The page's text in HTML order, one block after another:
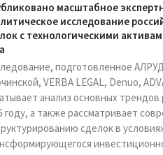
масштабное
исследование
с технологическими
подготовленное
VERBA LEGAL, Denuo,
анализ основных трендов
году, а также рассматривает
сделок в